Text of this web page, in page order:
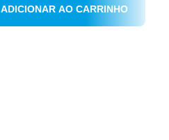
ADICIONAR AO CARRINHO